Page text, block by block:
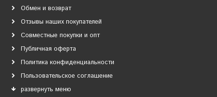
Обмен и возврат
Отзывы наших покупателей
Совместные покупки и опт
Публичная оферта
Политика конфиденциальности
Пользовательское соглашение
развернуть меню